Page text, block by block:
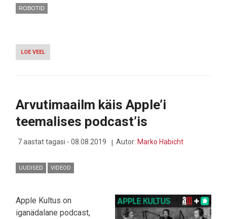
ROBOTID
LOE VEEL
ROBOTID
HUMANOIDROBOT
TEEB
SUJUVAID
HÜPPEID
KUKERPALLE
Arvutimaailm käis Apple’i
teemalises podcast’is
7 aastat tagasi - 08.08.2019 Autor: Marko Habicht
UUDISED VIDEOD
Apple Kultus on
iganädalane podcast,